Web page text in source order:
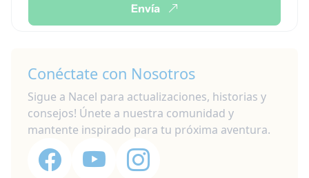
Envía
Conéctate con Nosotros
Sigue a Nacel para actualizaciones, historias y
consejos! Únete a nuestra comunidad y
mantente inspirado para tu próxima aventura.